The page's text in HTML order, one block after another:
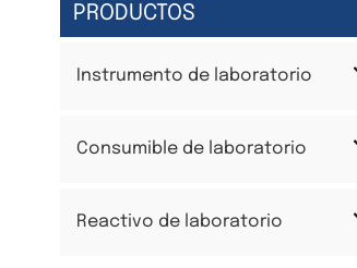
PRODUCTOS
Instrumento de laboratorio
Consumible de laboratorio
Reactivo de laboratorio